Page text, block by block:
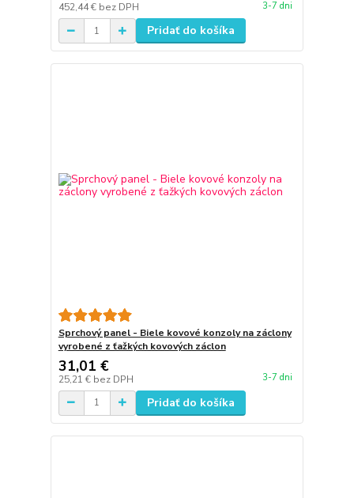
452,44 € bez DPH 3-7 dni
Pridať do košíka
Sprchový panel - Biele kovové konzoly na záclony
vyrobené z ťažkých kovových záclon
31,01 €
25,21 € bez DPH 3-7 dni
Pridať do košíka